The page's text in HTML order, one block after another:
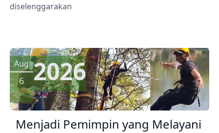
diselenggarakan
Aug
6 2026
Menjadi Pemimpin yang Melayani